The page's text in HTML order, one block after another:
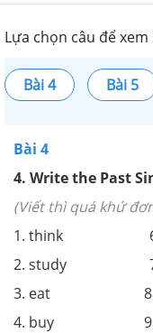
Lựa chọn câu để
Bài 4 Bài 5
Bài 4
4. Write the Past
(Viết thì quá khứ
1. think 6.
2. study 7.
3. eat 8.
4. buy 9.